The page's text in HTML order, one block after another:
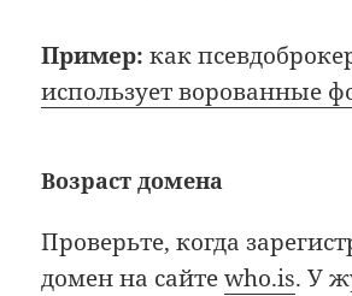
Пример: как
использует ворованные
Возраст домена
Проверьте, когда
домен на сайтеwho.is. У